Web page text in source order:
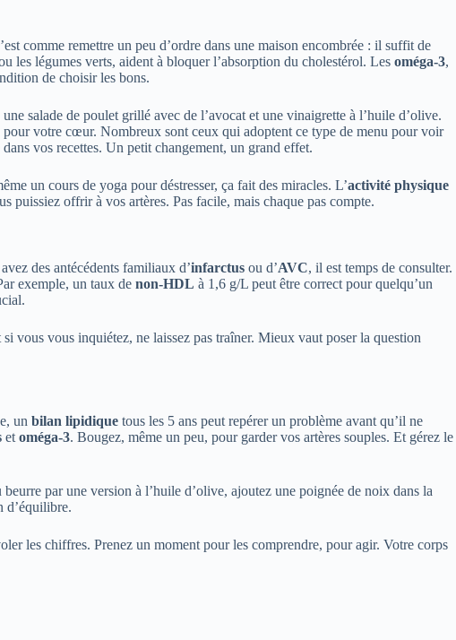
comme remettre un peu d’ordre dans une maison encombrée : il suffit de
les légumes verts, aident à bloquer l’absorption du cholestérol. Les oméga-3,
de choisir les bons.
salade de poulet grillé avec de l’avocat et une vinaigrette à l’huile d’olive.
votre cœur. Nombreux sont ceux qui adoptent ce type de menu pour voir
vos recettes. Un petit changement, un grand effet.
un cours de yoga pour déstresser, ça fait des miracles. L’activité physique
puissiez offrir à vos artères. Pas facile, mais chaque pas compte.
des antécédents familiaux d’infarctus ou d’AVC, il est temps de consulter.
exemple, un taux de non-HDL à 1,6 g/L peut être correct pour quelqu’un
vous vous inquiétez, ne laissez pas traîner. Mieux vaut poser la question
un bilan lipidique tous les 5 ans peut repérer un problème avant qu’il ne
et oméga-3. Bougez, même un peu, pour garder vos artères souples. Et gérez le
par une version à l’huile d’olive, ajoutez une poignée de noix dans la
d’équilibre.
les chiffres. Prenez un moment pour les comprendre, pour agir. Votre corps